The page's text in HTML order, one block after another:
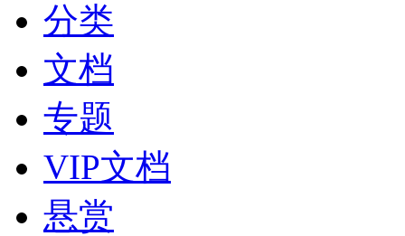
分类
文档
专题
VIP文档
悬赏